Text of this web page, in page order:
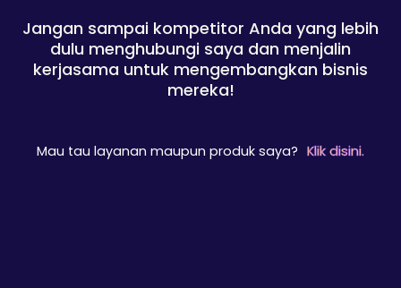
Jangan sampai kompetitor Anda yang lebih
dulu menghubungi saya dan menjalin
kerjasama untuk mengembangkan bisnis
mereka!
Mau tau layanan maupun produk saya? Klik disini.